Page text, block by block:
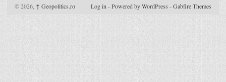
© 2026, ↑ Geopolitics.ro Log in-Powered by WordPress -Gabfire Themes